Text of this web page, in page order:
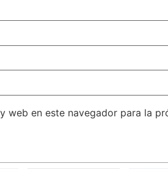
web en este navegador para la